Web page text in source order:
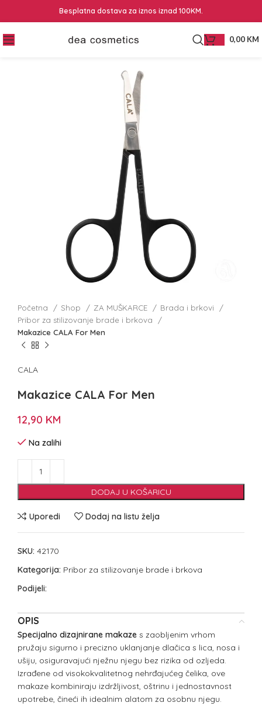
Besplatna dostava za iznos iznad 100KM.
0,00 KM
Početna Shop ZA MUŠKARCE
Brada i brkovi
Pribor za stilizovanje brade i brkova
Makazice CALA For Men
CALA
Makazice CALA For Men
12,90 KM
Na zalihi
DODAJ U KOŠARICU
Uporedi Dodaj na listu želja
SKU: 42170
Kategorija: Pribor za stilizovanje brade i brkova
Podijeli:
OPIS
Specijalno dizajnirane makaze s zaobljenim vrhom
pružaju sigurno i precizno uklanjanje dlačica s lica, nosa i
ušiju, osiguravajući nježnu njegu bez rizika od ozljeda.
Izrađene od visokokvalitetnog nehrđajućeg čelika, ove
makaze kombiniraju izdržljivost, oštrinu i jednostavnost
upotrebe, čineći ih idealnim alatom za osobnu njegu.